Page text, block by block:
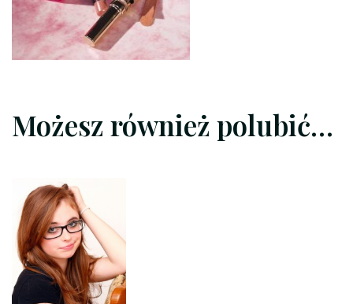
Możesz również polubić…